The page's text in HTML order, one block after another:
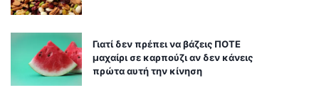
Γιατί δεν πρέπει να βάζεις ΠΟΤΕ
μαχαίρι σε καρπούζι αν δεν κάνεις
πρώτα αυτή την κίνηση